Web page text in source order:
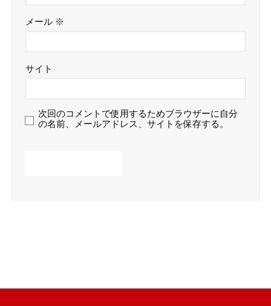
メール ※
サイト
次回のコメントで使用するためブラウザーに自分
の名前、メールアドレス、サイトを保存する。